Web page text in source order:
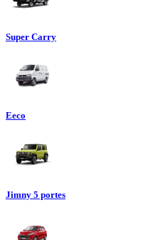
Super Carry
Eeco
Jimny 5 portes